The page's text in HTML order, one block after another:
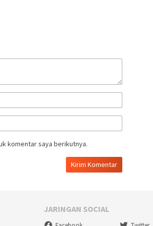
komentar saya berikutnya.
JARINGAN SOCIAL